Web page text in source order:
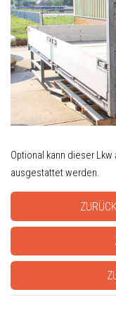
Optional kann dieser
ausgestattet werden.